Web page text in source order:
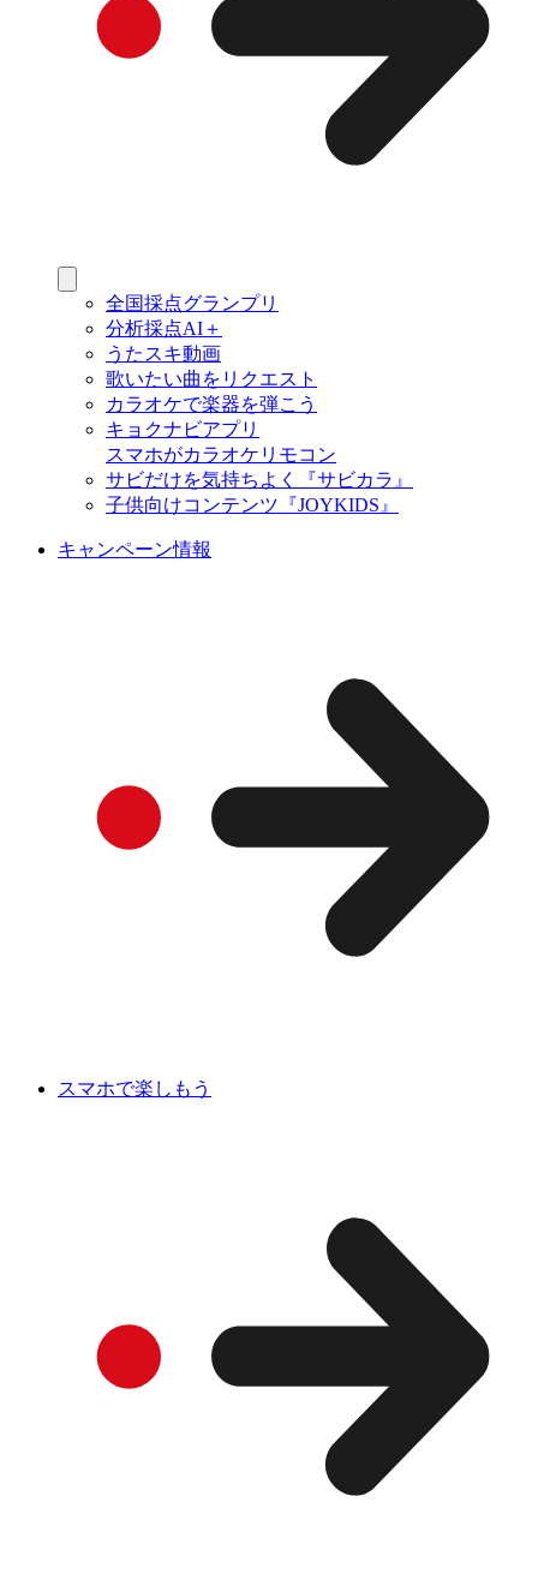
全国採点グランプリ
分析採点AI＋
うたスキ動画
歌いたい曲をリクエスト
カラオケで楽器を弾こう
キョクナビアプリ
スマホがカラオケリモコン
サビだけを気持ちよく『サビカラ』
子供向けコンテンツ『JOYKIDS』
キャンペーン情報
スマホで楽しもう